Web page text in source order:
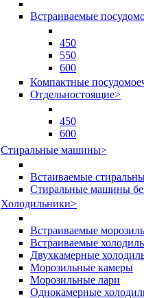
Встраиваемые
450
550
600
Компактные
Отдельностоящие>
450
600
Стиральные машины>
Встаиваемые
Стиральные машины
Холодильники>
Встраиваемые
Встраиваемые
Двухкамерные
Морозильные камеры
Морозильные лари
Однокамерные